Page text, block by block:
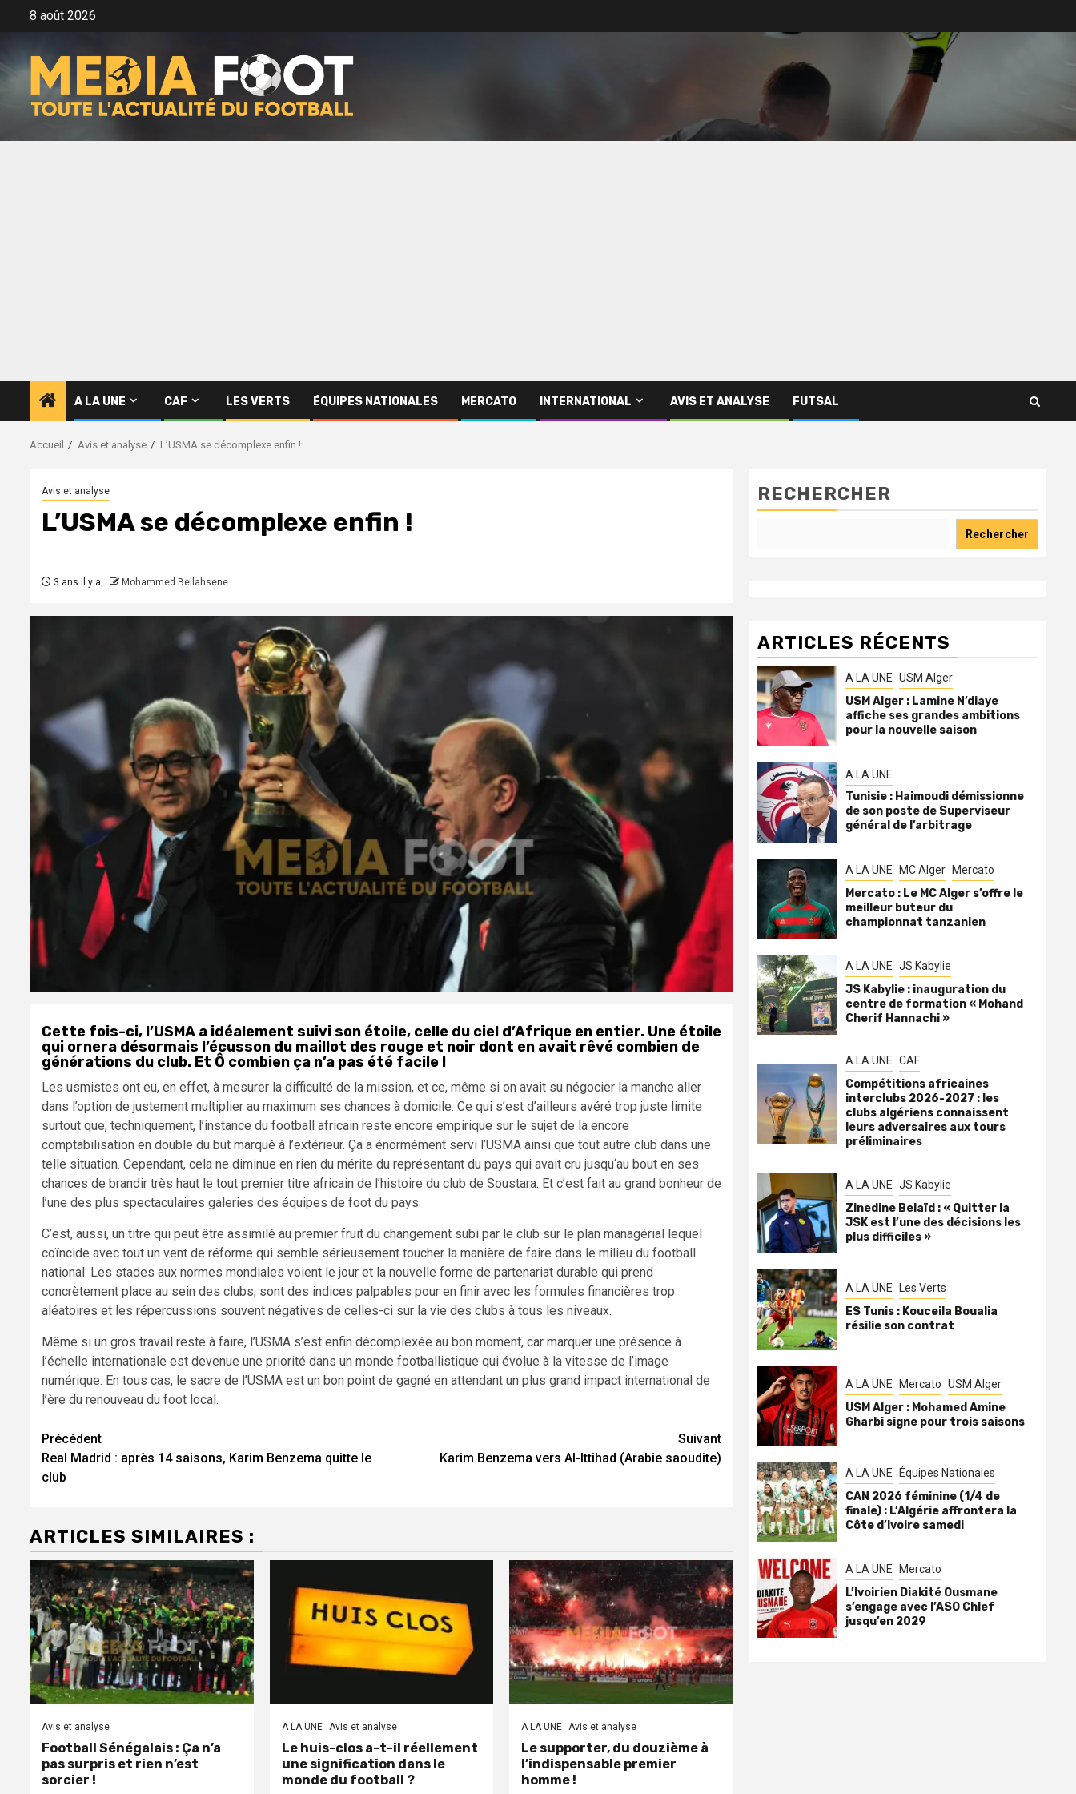
8 août 2026
A LA UNE CAF LES VERTS ÉQUIPES NATIONALES MERCATO INTERNATIONAL AVIS ET ANALYSE FUTSAL
Accueil Avis et analyse L’USMA se décomplexe enfin !
Avis et analyse
L’USMA se décomplexe enfin !
3 ans il y a Mohammed Bellahsene
Cette fois-ci, l’USMA a idéalement suivi son étoile, celle du ciel d’Afrique en entier. Une étoile
qui ornera désormais l’écusson du maillot des rouge et noir dont en avait rêvé combien de
générations du club. Et Ô combien ça n’a pas été facile !
Les usmistes ont eu, en effet, à mesurer la difficulté de la mission, et ce, même si on avait su négocier la manche aller
dans l’option de justement multiplier au maximum ses chances à domicile. Ce qui s’est d’ailleurs avéré trop juste limite
surtout que, techniquement, l’instance du football africain reste encore empirique sur le sujet de la encore
comptabilisation en double du but marqué à l’extérieur. Ça a énormément servi l’USMA ainsi que tout autre club dans une
telle situation. Cependant, cela ne diminue en rien du mérite du représentant du pays qui avait cru jusqu‘au bout en ses
chances de brandir très haut le tout premier titre africain de l’histoire du club de Soustara. Et c’est fait au grand bonheur de
l’une des plus spectaculaires galeries des équipes de foot du pays.
C’est, aussi, un titre qui peut être assimilé au premier fruit du changement subi par le club sur le plan managérial lequel
coïncide avec tout un vent de réforme qui semble sérieusement toucher la manière de faire dans le milieu du football
national. Les stades aux normes mondiales voient le jour et la nouvelle forme de partenariat durable qui prend
concrètement place au sein des clubs, sont des indices palpables pour en finir avec les formules financières trop
aléatoires et les répercussions souvent négatives de celles-ci sur la vie des clubs à tous les niveaux.
Même si un gros travail reste à faire, l’USMA s’est enfin décomplexée au bon moment, car marquer une présence à
l’échelle internationale est devenue une priorité dans un monde footballistique qui évolue à la vitesse de l’image
numérique. En tous cas, le sacre de l’USMA est un bon point de gagné en attendant un plus grand impact international de
l’ère du renouveau du foot local.
Navigation
d’article
Précédent
Real Madrid : après 14 saisons, Karim Benzema quitte le
club
Suivant
Karim Benzema vers Al-Ittihad (Arabie saoudite)
ARTICLES SIMILAIRES :
Avis et analyse
Football Sénégalais : Ça n’a
pas surpris et rien n’est
sorcier !
A LA UNE Avis et analyse
Le huis-clos a-t-il réellement
une signification dans le
monde du football ?
A LA UNE Avis et analyse
Le supporter, du douzième à
l’indispensable premier
homme !
RECHERCHER
Rechercher
ARTICLES RÉCENTS
A LA UNE USM Alger
USM Alger : Lamine N’diaye
affiche ses grandes ambitions
pour la nouvelle saison
A LA UNE
Tunisie : Haimoudi démissionne
de son poste de Superviseur
général de l’arbitrage
A LA UNE MC Alger Mercato
Mercato : Le MC Alger s’offre le
meilleur buteur du
championnat tanzanien
A LA UNE JS Kabylie
JS Kabylie : inauguration du
centre de formation « Mohand
Cherif Hannachi »
A LA UNE CAF
Compétitions africaines
interclubs 2026-2027 : les
clubs algériens connaissent
leurs adversaires aux tours
préliminaires
A LA UNE JS Kabylie
Zinedine Belaïd : « Quitter la
JSK est l’une des décisions les
plus difficiles »
A LA UNE Les Verts
ES Tunis : Kouceila Boualia
résilie son contrat
A LA UNE Mercato USM Alger
USM Alger : Mohamed Amine
Gharbi signe pour trois saisons
A LA UNE Équipes Nationales
CAN 2026 féminine (1/4 de
finale) : L’Algérie affrontera la
Côte d’Ivoire samedi
A LA UNE Mercato
L’Ivoirien Diakité Ousmane
s’engage avec l’ASO Chlef
jusqu’en 2029